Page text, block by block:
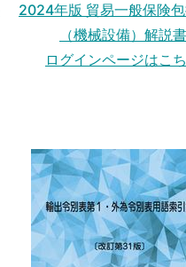
2024年版 貿易一般保険
（機械設備）解説書
ログインページはこ